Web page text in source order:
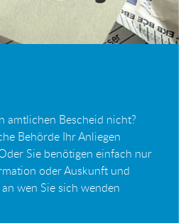
amtlichen Bescheid nicht?
Behörde Ihr Anliegen
Sie benötigen einfach nur
oder Auskunft und
wen Sie sich wenden